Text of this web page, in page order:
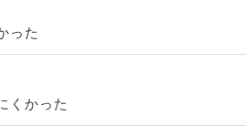
った
くかった